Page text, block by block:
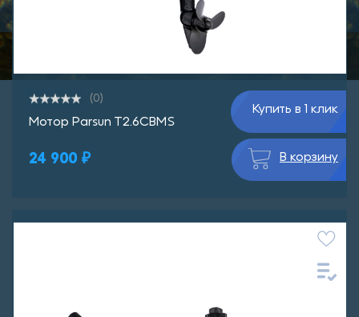
(0)
Мотор Parsun T2.6CBMS
24 900 ₽
Купить в 1 клик
В корзину